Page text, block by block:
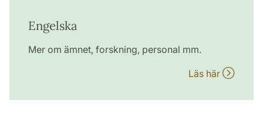
Engelska
Mer om ämnet, forskning, personal mm.
Läs här